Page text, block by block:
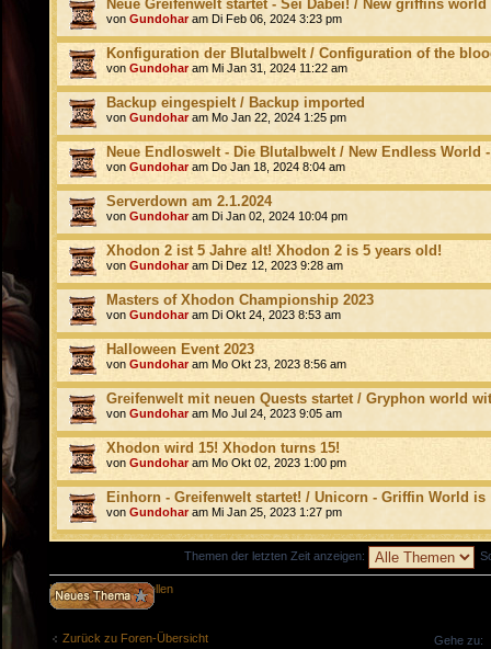
Neue Greifenwelt startet - Sei Dabei! / New griffins world
von Gundoharam Di Feb 06, 2024 3:23 pm
Konfiguration der Blutalbwelt / Configuration of the
von Gundohar am Mi Jan 31, 2024 11:22 am
Backup eingespielt / Backup imported
von Gundoharam Mo Jan 22, 2024 1:25 pm
Neue Endloswelt - Die Blutalbwelt / New Endless World
von Gundohar am Do Jan 18, 2024 8:04 am
Serverdown am 2.1.2024
von Gundoharam Di Jan 02, 2024 10:04 pm
Xhodon 2 ist 5 Jahre alt! Xhodon 2 is 5 years old!
von Gundohar am Di Dez 12, 2023 9:28 am
Masters of Xhodon Championship 2023
von Gundoharam Di Okt 24, 2023 8:53 am
Halloween Event 2023
von Gundohar am Mo Okt 23, 2023 8:56 am
Greifenwelt mit neuen Quests startet / Gryphon world
von Gundoharam Mo Jul 24, 2023 9:05 am
Xhodon wird 15! Xhodon turns 15!
von Gundohar am Mo Okt 02, 2023 1:00 pm
Einhorn - Greifenwelt startet! / Unicorn - Griffin World is
von Gundoharam Mi Jan 25, 2023 1:27 pm
Themen der letzten Zeit anzeigen:
Neues Thema erstellen
Zurück zu Foren-Übersicht Gehe zu: